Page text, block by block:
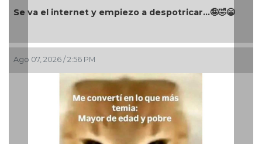
Se va el internet y empiezo a despotricar...🤪🤣😁
Ago 07, 2026 / 2:56 PM